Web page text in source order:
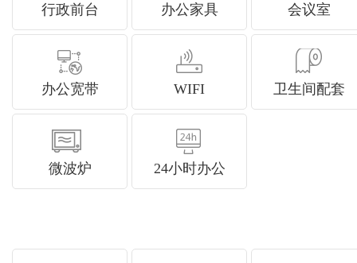
行政前台 办公家具 会议室
办公宽带 WIFI 卫生间配套
微波炉 24小时办公